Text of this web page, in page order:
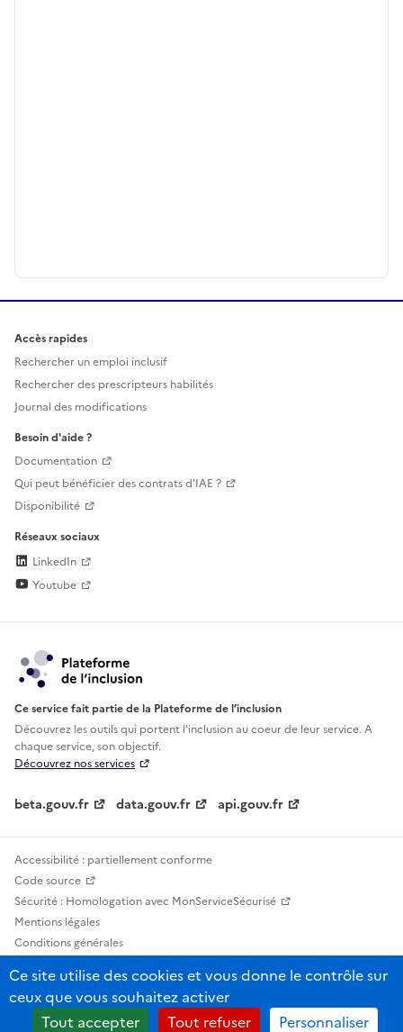
Accès rapides
Rechercher un emploi inclusif
Rechercher des prescripteurs habilités
Journal des modifications
Besoin d'aide ?
Documentation
Qui peut bénéficier des contrats d'IAE ?
Disponibilité
Réseaux sociaux
LinkedIn
Youtube
Ce service fait partie de la Plateforme de l’inclusion
Découvrez les outils qui portent l'inclusion aucoeur de leur service. A
chaque service, son objectif.
Découvrez nos services
beta.gouv.fr data.gouv.fr api.gouv.fr
Accessibilité : partiellement conforme
Code source
Sécurité : Homologation avec MonServiceSécurisé
Mentions légales
Conditions générales
Statistiques, lexiques et indicateurs
Sauf mention contraire, tous les contenus de ce site sont sous licence
etalab-2.0
Ce site utilise des cookies et vous donne le contrôle sur
ceux que vous souhaitez activer
Tout accepter
Tout refuser Personnaliser